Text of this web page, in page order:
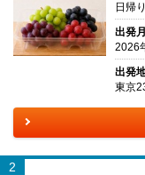
日帰り
出発月
2026
出発
東京
2